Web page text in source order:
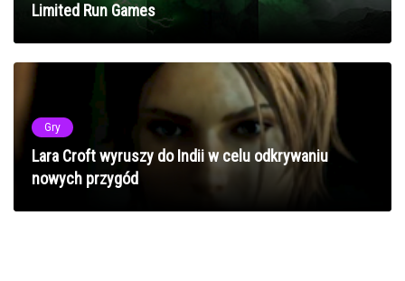
Limited Run Games
Gry
Lara Croft wyruszy do Indii w celu odkrywaniu
nowych przygód